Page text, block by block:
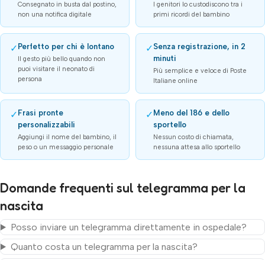
Consegnato in busta dal postino,
non una notifica digitale
I genitori lo custodiscono tra i
primi ricordi del bambino
✓ Perfetto per chi è lontano
Il gesto più bello quando non
puoi visitare il neonato di
persona
✓ Senza registrazione, in 2
minuti
Più semplice e veloce di Poste
Italiane online
✓ Frasi pronte
personalizzabili
Aggiungi il nome del bambino, il
peso o un messaggio personale
✓ Meno del 186 e dello
sportello
Nessun costo di chiamata,
nessuna attesa allo sportello
Domande frequenti sul telegramma per la
nascita
Posso inviare un telegramma direttamente in ospedale?
Quanto costa un telegramma per la nascita?